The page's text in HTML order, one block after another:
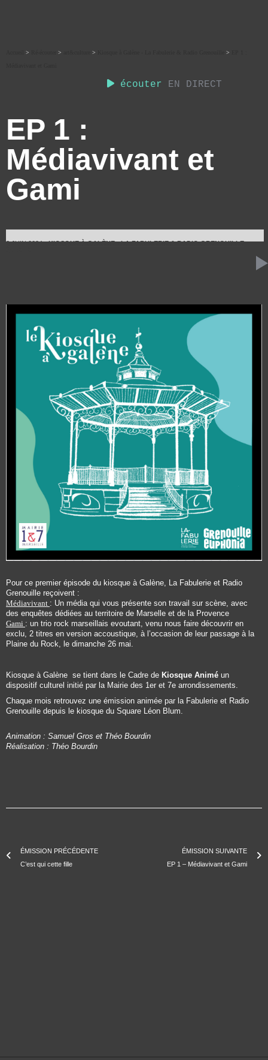
écouter EN DIRECT
> > > >
EP 1 :
Médiavivant et
Gami
3 JUIN 2024
KIOSQUE À GALÈNE - LA FABULERIE & RADIO GRENOUILLE
Pour ce premier épisode du kiosque à Galène, La Fabulerie et Radio
Grenouille reçoivent :
Médiavivant : Un média qui vous présente son travail sur scène, avec
des enquêtes dédiées au territoire de Marselle et de la Provence
Gami : un trio rock marseillais evoutant, venu nous faire découvrir en
exclu, 2 titres en version accoustique, à l’occasion de leur passage à la
Plaine du Rock, le dimanche 26 mai.
Kiosque à Galène se tient dans le Cadre de Kiosque Animé un
dispositif culturel initié par la Mairie des 1er et 7e arrondissements.
Chaque mois retrouvez une émission animée par la Fabulerie et Radio
Grenouille depuis le kiosque du Square Léon Blum.
Animation : Samuel Gros et Théo Bourdin
Réalisation : Théo Bourdin
ÉMISSION PRÉCÉDENTE
C’est qui cette fille
ÉMISSION SUIVANTE
EP 1 – Médiavivant et Gami